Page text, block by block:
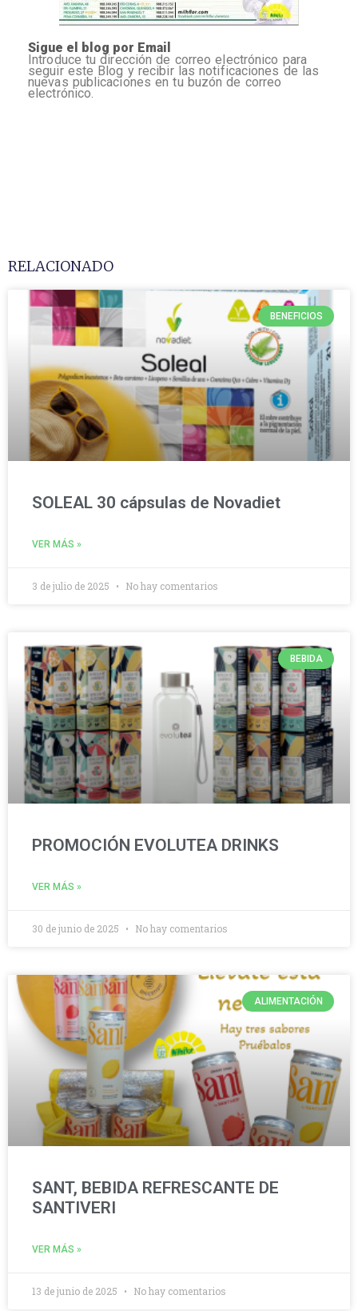
Sigue el blog por Email
Introduce tu dirección de correo electrónico para
seguir este Blog y recibir las notificaciones de las
nuevas publicaciones en tu buzón de correo
electrónico.
RELACIONADO
BENEFICIOS
SOLEAL 30 cápsulas de Novadiet
VER MÁS »
3 de julio de 2025 No hay comentarios
BEBIDA
PROMOCIÓN EVOLUTEA DRINKS
VER MÁS »
30 de junio de 2025 No hay comentarios
ALIMENTACIÓN
SANT, BEBIDA REFRESCANTE DE
SANTIVERI
VER MÁS »
13 de junio de 2025 No hay comentarios